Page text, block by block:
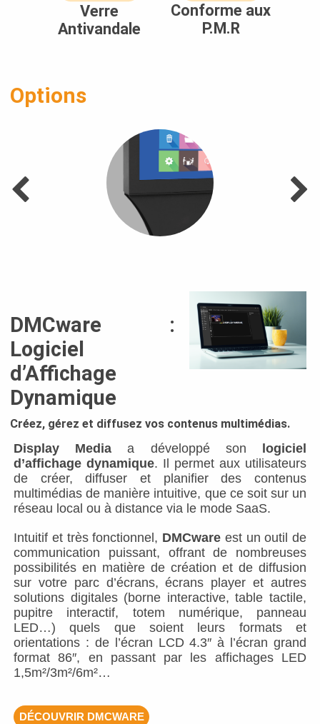
Verre
Antivandale
Conforme aux
P.M.R
Options
DMCware :
Logiciel
d’Affichage
Dynamique
Créez, gérez et diffusez vos contenus multimédias.
Display Media a développé son logiciel
d’affichage dynamique. Il permet aux utilisateurs
de créer, diffuser et planifier des contenus
multimédias de manière intuitive, que ce soit sur un
réseau local ou à distance via le mode SaaS.
Intuitif et très fonctionnel, DMCware est un outil de
communication puissant, offrant de nombreuses
possibilités en matière de création et de diffusion
sur votre parc d’écrans, écrans player et autres
solutions digitales (borne interactive, table tactile,
pupitre interactif, totem numérique, panneau
LED…) quels que soient leurs formats et
orientations : de l’écran LCD 4.3″ à l’écran grand
format 86″, en passant par les affichages LED
1,5m²/3m²/6m²…
DÉCOUVRIR DMCWARE